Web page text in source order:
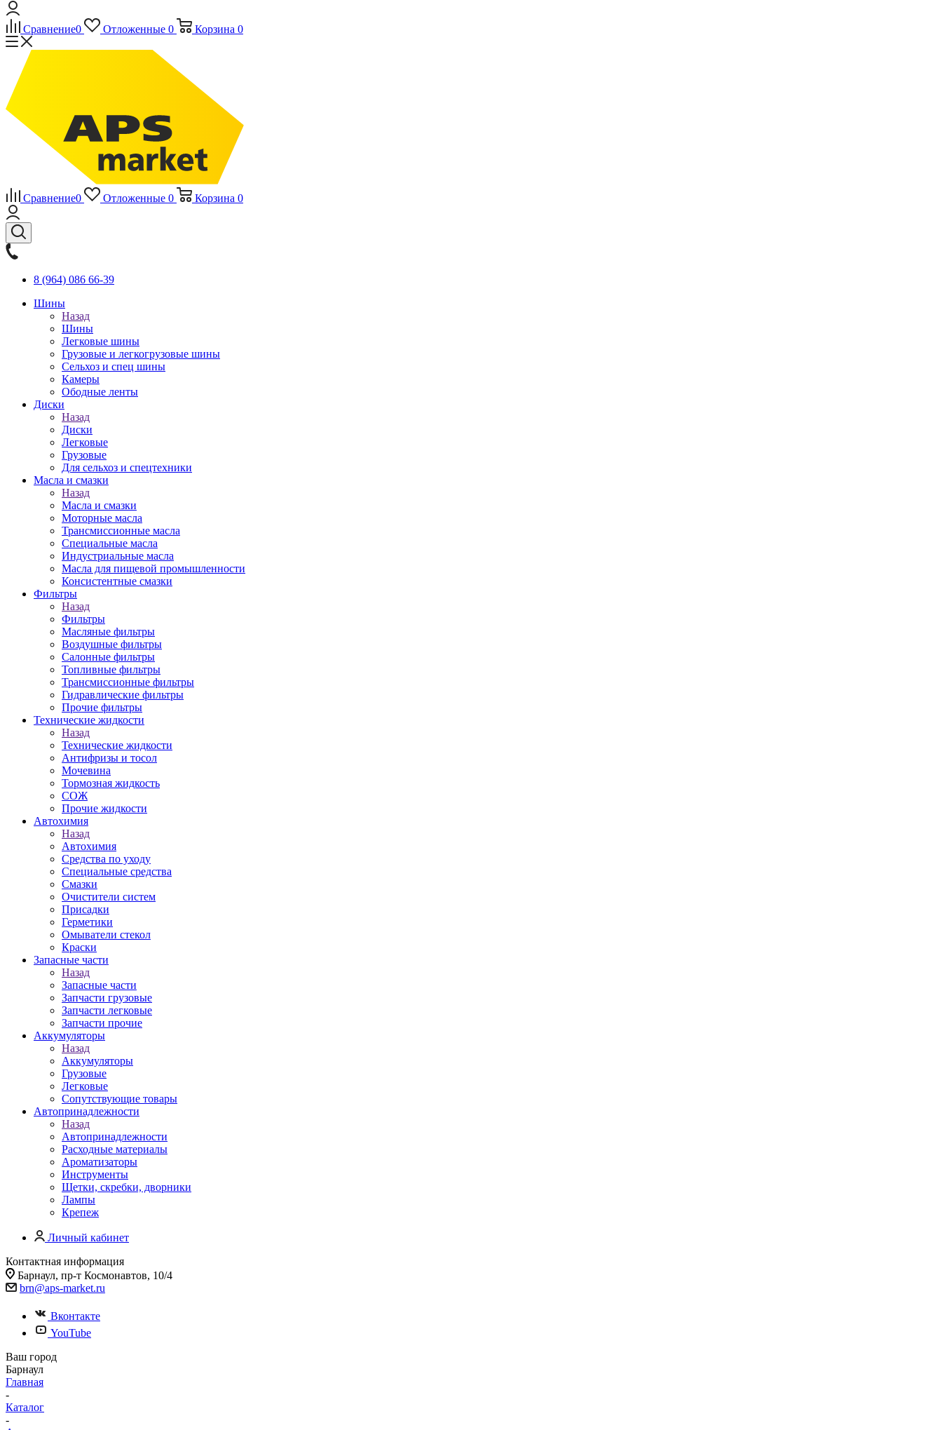
Сравнение0 Отложенные 0 Корзина 0
Сравнение0 Отложенные 0 Корзина 0
8 (964) 086 66-39
Шины
Назад
Шины
Легковые шины
Грузовые и легкогрузовые шины
Сельхоз и спец шины
Камеры
Ободные ленты
Диски
Назад
Диски
Легковые
Грузовые
Для сельхоз и спецтехники
Масла и смазки
Назад
Масла и смазки
Моторные масла
Трансмиссионные масла
Специальные масла
Индустриальные масла
Масла для пищевой промышленности
Консистентные смазки
Фильтры
Назад
Фильтры
Масляные фильтры
Воздушные фильтры
Салонные фильтры
Топливные фильтры
Трансмиссионные фильтры
Гидравлические фильтры
Прочие фильтры
Технические жидкости
Назад
Технические жидкости
Антифризы и тосол
Мочевина
Тормозная жидкость
СОЖ
Прочие жидкости
Автохимия
Назад
Автохимия
Средства по уходу
Специальные средства
Смазки
Очистители систем
Присадки
Герметики
Омыватели стекол
Краски
Запасные части
Назад
Запасные части
Запчасти грузовые
Запчасти легковые
Запчасти прочие
Аккумуляторы
Назад
Аккумуляторы
Грузовые
Легковые
Сопутствующие товары
Автопринадлежности
Назад
Автопринадлежности
Расходные материалы
Ароматизаторы
Инструменты
Щетки, скребки, дворники
Лампы
Крепеж
Личный кабинет
Контактная информация
Барнаул, пр-т Космонавтов, 10/4
brn@aps-market.ru
Вконтакте
YouTube
Ваш город
Барнаул
Главная
-
Каталог
-